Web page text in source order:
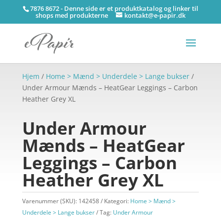
7876 8672 - Denne side er et produktkatalog og linker til
shops med produkterne kontakt@e-papir.dk
Hjem / Home > Mænd > Underdele > Lange bukser/
Under Armour Mænds – HeatGear Leggings – Carbon
Heather Grey XL
Under Armour
Mænds – HeatGear
Leggings – Carbon
Heather Grey XL
Varenummer (SKU): 142458 Kategori: Home > Mænd >
Underdele > Lange bukser
Tag: Under Armour